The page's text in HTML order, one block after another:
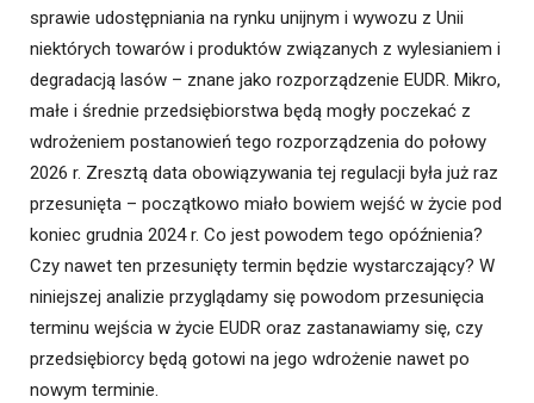
sprawie udostępniania na rynku unijnym i wywozu z Unii
niektórych towarów i produktów związanych z wylesianiem i
degradacją lasów – znane jako rozporządzenie EUDR. Mikro,
małe i średnie przedsiębiorstwa będą mogły poczekać z
wdrożeniem postanowień tego rozporządzenia do połowy
2026 r. Zresztą data obowiązywania tej regulacji była już raz
przesunięta – początkowo miało bowiem wejść w życie pod
koniec grudnia 2024 r. Co jest powodem tego opóźnienia?
Czy nawet ten przesunięty termin będzie wystarczający? W
niniejszej analizie przyglądamy się powodom przesunięcia
terminu wejścia w życie EUDR oraz zastanawiamy się, czy
przedsiębiorcy będą gotowi na jego wdrożenie nawet po
nowym terminie.